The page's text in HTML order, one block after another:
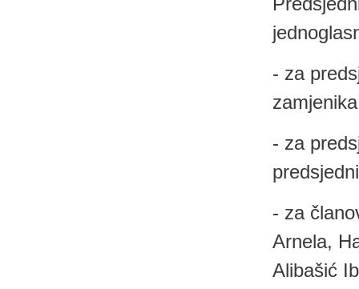
- za
- za
- za
Arnela,
Alibašić